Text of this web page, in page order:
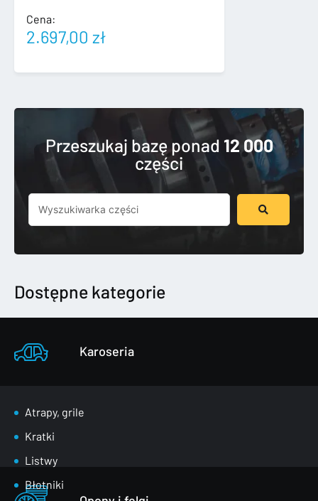
Cena:
2.697,00 zł
Przeszukaj bazę ponad 12 000
części
Szukaj
Dostępne kategorie
Karoseria
Atrapy, grile
Kratki
Listwy
Błotniki